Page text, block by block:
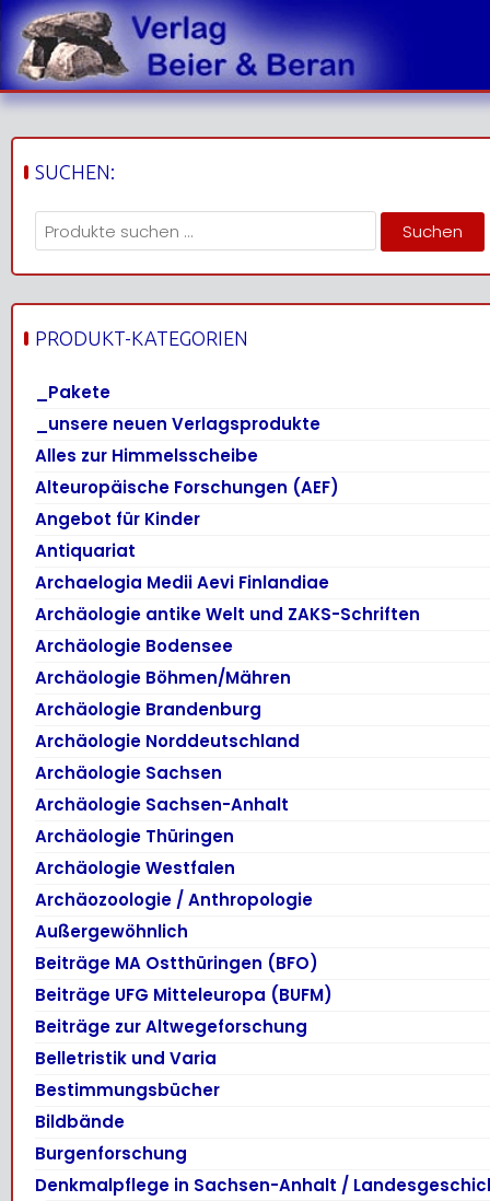
Skip
to
content
SUCHEN:
Suchen
nach: Suchen
PRODUKT-KATEGORIEN
_Pakete
_unsere neuen Verlagsprodukte
Alles zur Himmelsscheibe
Alteuropäische Forschungen (AEF)
Angebot für Kinder
Antiquariat
Archaelogia Medii Aevi Finlandiae
Archäologie antike Welt und ZAKS-Schriften
Archäologie Bodensee
Archäologie Böhmen/Mähren
Archäologie Brandenburg
Archäologie Norddeutschland
Archäologie Sachsen
Archäologie Sachsen-Anhalt
Archäologie Thüringen
Archäologie Westfalen
Archäozoologie / Anthropologie
Außergewöhnlich
Beiträge MA Ostthüringen (BFO)
Beiträge UFG Mitteleuropa (BUFM)
Beiträge zur Altwegeforschung
Belletristik und Varia
Bestimmungsbücher
Bildbände
Burgenforschung
Denkmalpflege in Sachsen-Anhalt /